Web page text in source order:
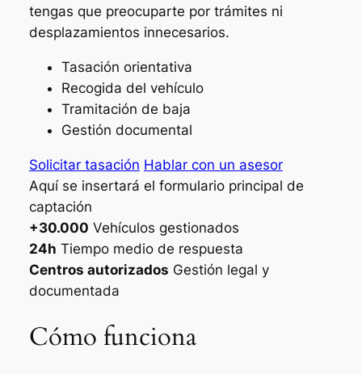
tengas que preocuparte por trámites ni
desplazamientos innecesarios.
Tasación orientativa
Recogida del vehículo
Tramitación de baja
Gestión documental
Solicitar tasación Hablar con un asesor
Aquí se insertará el formulario principal de
captación
+30.000 Vehículos gestionados
24h Tiempo medio de respuesta
Centros autorizados Gestión legal y
documentada
Cómo funciona